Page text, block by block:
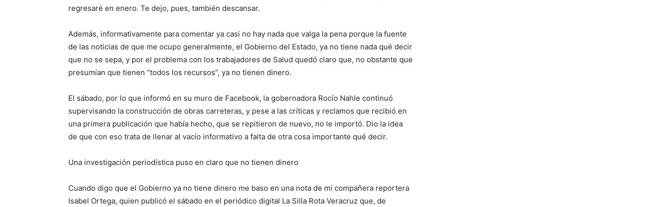
regresaré en enero. Te dejo, pues, también descansar.
Además, informativamente para comentar ya casi no hay nada que valga la pena porque la fuente
de las noticias de que me ocupo generalmente, el Gobierno del Estado, ya no tiene nada qué decir
que no se sepa, y por el problema con los trabajadores de Salud quedó claro que, no obstante que
presumían que tienen “todos los recursos”, ya no tienen dinero.
El sábado, por lo que informó en su muro de Facebook, la gobernadora Rocío Nahle continuó
supervisando la construcción de obras carreteras, y pese a las críticas y reclamos que recibió en
una primera publicación que había hecho, que se repitieron de nuevo, no le importó. Dio la idea
de que con eso trata de llenar al vacío informativo a falta de otra cosa importante qué decir.
Una investigación periodística puso en claro que no tienen dinero
Cuando digo que el Gobierno ya no tiene dinero me baso en una nota de mi compañera reportera
Isabel Ortega, quien publicó el sábado en el periódico digital La Silla Rota Veracruz que, de